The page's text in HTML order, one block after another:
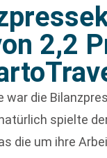
2,2
war die
spielte
die um ihre